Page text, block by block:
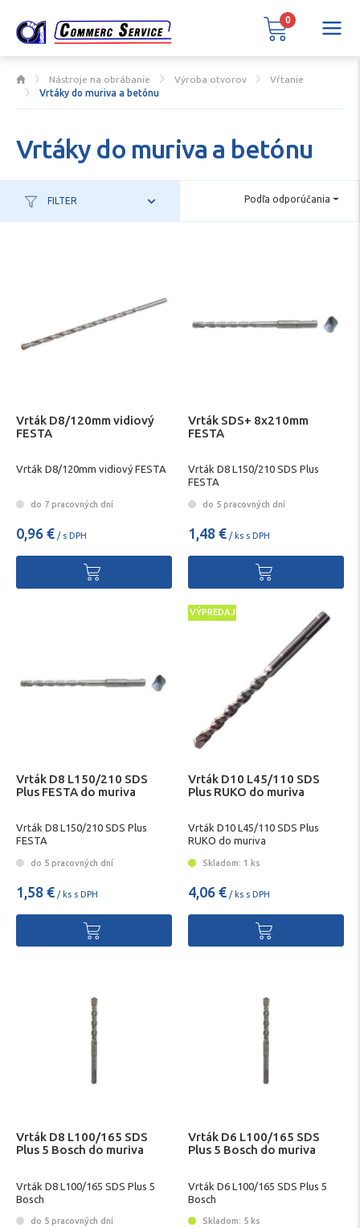
Nástroje na obrábanie Výroba otvorov
Vŕtanie
Vrtáky do muriva a betónu
Vrtáky do muriva a betónu
FILTER Podľa odporúčania
Vrták D8/120mm vidiový
FESTA
Vrták D8/120mm vidiový FESTA
do 7 pracovných dní
0,96 € / s DPH
Vrták SDS+ 8x210mm
FESTA
Vrták D8 L150/210 SDS Plus
FESTA
do 5 pracovných dní
1,48 € / ks s DPH
Vrták D8 L150/210 SDS
Plus FESTA do muriva
Vrták D8 L150/210 SDS Plus
FESTA
do 5 pracovných dní
1,58 € / ks s DPH
VÝPREDAJ
Vrták D10 L45/110 SDS
Plus RUKO do muriva
Vrták D10 L45/110 SDS Plus
RUKO do muriva
Skladom: 1 ks
4,06 € / ks s DPH
Vrták D8 L100/165 SDS
Plus 5 Bosch do muriva
Vrták D8 L100/165 SDS Plus 5
Bosch
do 5 pracovných dní
Vrták D6 L100/165 SDS
Plus 5 Bosch do muriva
Vrták D6 L100/165 SDS Plus 5
Bosch
Skladom: 5 ks
0